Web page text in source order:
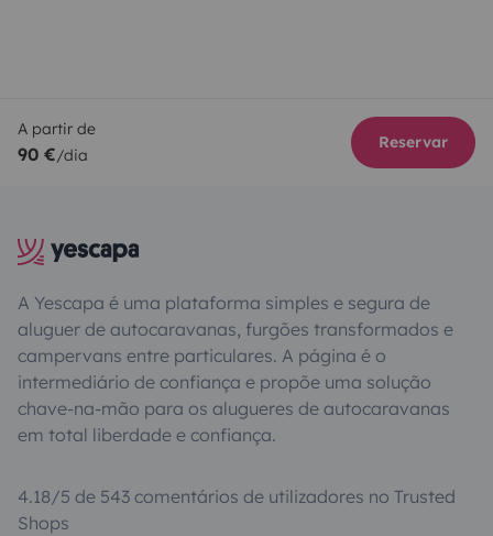
A partir de
90 €/dia
Reservar
A Yescapa é uma plataforma simples e segura de
aluguer de autocaravanas, furgões transformados e
campervans entre particulares. A página é o
intermediário de confiança e propõe uma solução
chave-na-mão para os alugueres de autocaravanas
em total liberdade e confiança.
4.18/5 de 543 comentários de utilizadores no Trusted
Shops